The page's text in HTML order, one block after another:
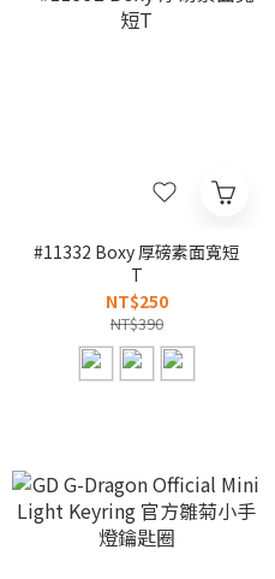
#11332 Boxy 厚磅素面寬短
T
NT$250
NT$390